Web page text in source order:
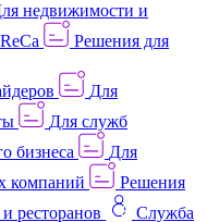
недвижимости и
Решения для
Для
Для служб
бизнеса
Для
компаний
Решения
ресторанов
Служба